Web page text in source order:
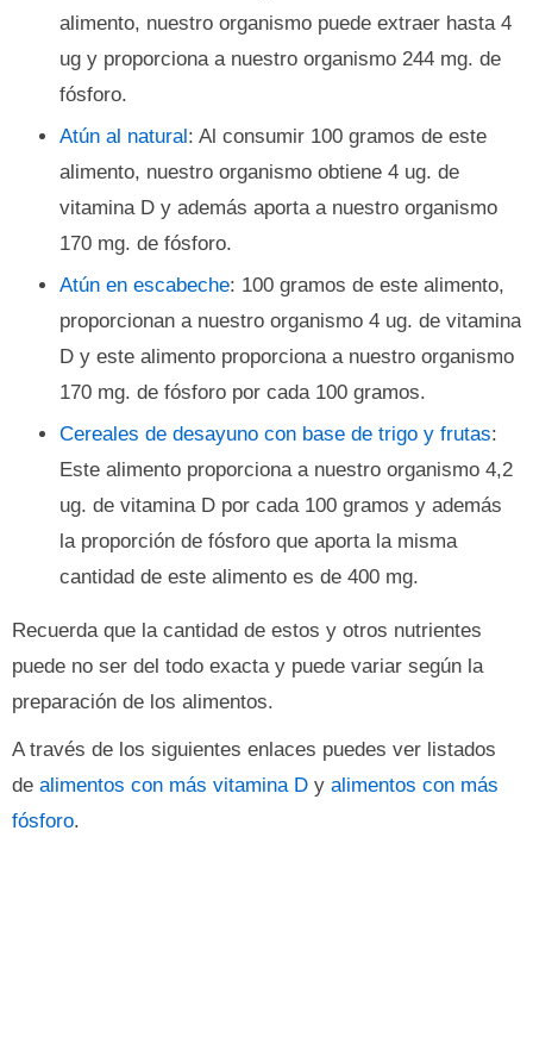
alimento, nuestro organismo puede extraer hasta 4
ug y proporciona a nuestro organismo 244 mg. de
fósforo.
Atún al natural: Al consumir 100 gramos de este
alimento, nuestro organismo obtiene 4 ug. de
vitamina D y además aporta a nuestro organismo
170 mg. de fósforo.
Atún en escabeche: 100 gramos de este alimento,
proporcionan a nuestro organismo 4 ug. de vitamina
D y este alimento proporciona a nuestro organismo
170 mg. de fósforo por cada 100 gramos.
Cereales de desayuno con base de trigo y frutas:
Este alimento proporciona a nuestro organismo 4,2
ug. de vitamina D por cada 100 gramos y además
la proporción de fósforo que aporta la misma
cantidad de este alimento es de 400 mg.
Recuerda que la cantidad de estos y otros nutrientes
puede no ser del todo exacta y puede variar según la
preparación de los alimentos.
A través de los siguientes enlaces puedes ver listados
de alimentos con más vitamina D y alimentos con más
fósforo.